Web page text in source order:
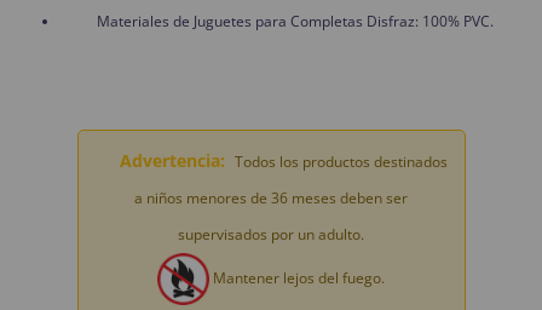
Materiales de Juguetes para Completas Disfraz: 100% PVC.
Advertencia: Todos los productos destinados
a niños menores de 36 meses deben ser
supervisados por un adulto.
Mantener lejos del fuego.